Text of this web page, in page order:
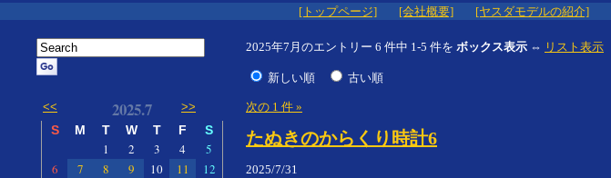
[トップページ]
[会社概要] [ヤスダモデルの紹介]
2025年7月のエントリー 6 件中 1-5 件を ボックス表示 ⇔ リスト表示
新しい順 古い順
次の 1 件 »
たぬきのからくり時計6
2025/7/31
<< 2025.7 >>
S M T W T F S
1 2 3 4
5
6
7 8 9 10 11
12